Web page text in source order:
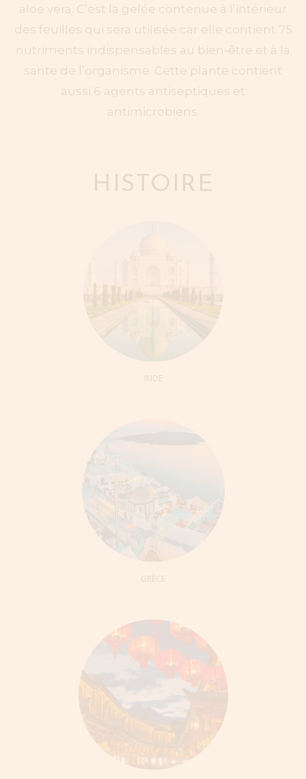
aloe vera. C’est la gelée contenue à l’intérieur
des feuilles qui sera utilisée car elle contient 75
nutriments indispensables au bien-être et à la
sante de l’organisme. Cette plante contient
aussi 6 agents antiseptiques et
antimicrobiens.
HISTOIRE
INDE
GRÈCE